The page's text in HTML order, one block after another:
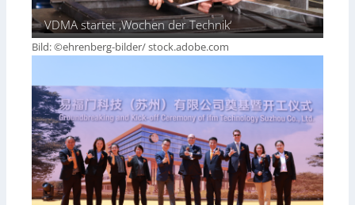
VDMA startet ‚Wochen der Technik‘
Bild: ©ehrenberg-bilder/ stock.adobe.com